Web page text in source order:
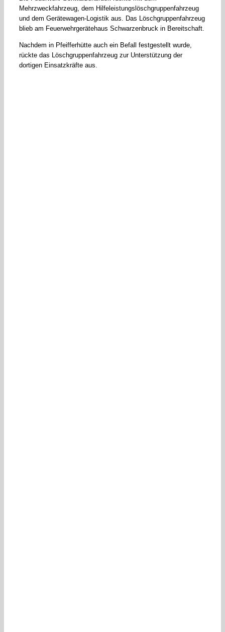
Mehrzweckfahrzeug, dem Hilfeleistungslöschgruppenfahrzeug
und dem Gerätewagen-Logistik aus. Das Löschgruppenfahrzeug
blieb am Feuerwehrgerätehaus Schwarzenbruck in Bereitschaft.
Nachdem in Pfeifferhütte auch ein Befall festgestellt wurde,
rückte das Löschgruppenfahrzeug zur Unterstützung der
dortigen Einsatzkräfte aus.